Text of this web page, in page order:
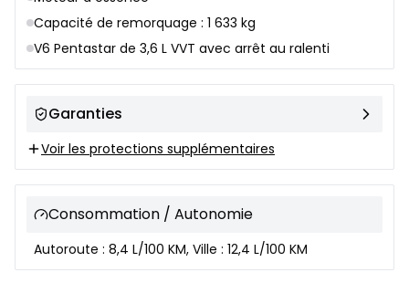
Capacité de remorquage : 1 633 kg
V6 Pentastar de 3,6 L VVT avec arrêt au ralenti
Garanties
Voir les protections supplémentaires
Consommation / Autonomie
Autoroute : 8,4 L/100 KM, Ville : 12,4 L/100 KM